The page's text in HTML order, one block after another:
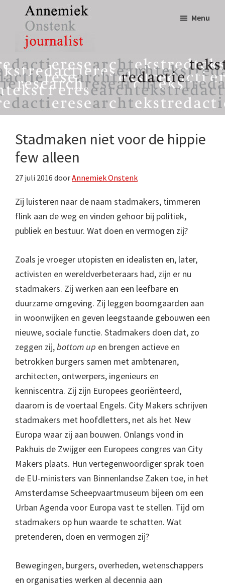
inhoud
eerste
sidebar
Annemiek
Onstenk
Journalist
tekst,
redactie
&
research
Menu
Stadmaken niet voor de hippie
few alleen
27 juli 2016 doorAnnemiek Onstenk
Zij luisteren naar de naam stadmakers, timmeren
flink aan de weg en vinden gehoor bij politiek,
publiek en bestuur. Wat doen en vermogen zij?
Zoals je vroeger utopisten en idealisten en, later,
activisten en wereldverbeteraars had, zijn er nu
stadmakers. Zij werken aan een leefbare en
duurzame omgeving. Zij leggen boomgaarden aan
in woonwijken en geven leegstaande gebouwen een
nieuwe, sociale functie. Stadmakers doen dat, zo
zeggen zij,bottom up en brengen actieve en
betrokken burgers samen met ambtenaren,
architecten, ontwerpers, ingenieurs en
kenniscentra. Zij zijn Europees georiënteerd,
daarom is de voertaal Engels. City Makers schrijven
stadmakers met hoofdletters, net als het New
Europa waar zij aan bouwen. Onlangs vond in
Pakhuis de Zwijger een Europees congres van City
Makers plaats. Hun vertegenwoordiger sprak toen
de EU-ministers van Binnenlandse Zaken toe, in het
Amsterdamse Scheepvaartmuseum bijeen om een
Urban Agenda voor Europa vast te stellen. Tijd om
stadmakers op hun waarde te schatten. Wat
pretenderen, doen en vermogen zij?
Bewegingen, burgers, overheden, wetenschappers
en organisaties werken al decennia aan